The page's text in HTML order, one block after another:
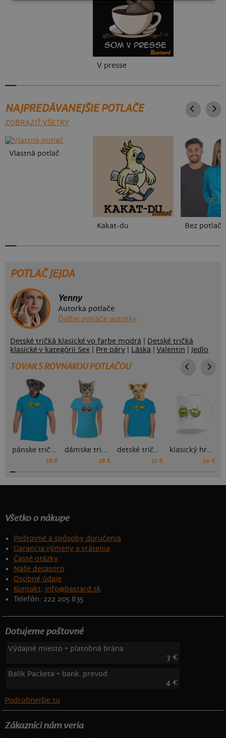
V presse
NAJPREDÁVANEJŠIE POTLAČE
ZOBRAZIŤ VŠETKY
Vlastná potlač
Kakat-du Bez potlače
POTLAČ JEJDA
Yenny
Autorka potlače
Ďalšie potlače autorky
Detské tričká klasické vo farbe modrá
Detské tričká
klasické v kategórii Sex
Pre páry Láska |Valentin Jedlo
TOVAR S ROVNAKOU POTLAČOU
pánske tričko
18 €
dámske tričko
18 €
detské tričko
17 €
klasický hrnček
10 €
Všetko o nákupe
Poštovné a spôsoby doručenia
Garancia výmeny a vrátenia
Časté otázky
Naše desatoro
Osobné údaje
Kontakt: info@bastard.sk
Telefón: 222 205 835
Dotujeme poštovné
Výdajné miesto + platobná brána
3 €
Balík Packeta + bank. prevod
4 €
Podrobnejšie tu
Zákazníci nám veria